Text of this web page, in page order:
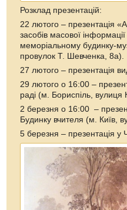
Розклад презентацій:
22 лютого – презентація
засобів масової
меморіальному будинку-
провулок Т. Шевченка, 8а).
27 лютого – презентація
29 лютого о 16:00 –
раді (м. Бориспіль, вулиця
2 березня о 16:00 –
Будинку вчителя (м. Київ,
5 березня – презентація у